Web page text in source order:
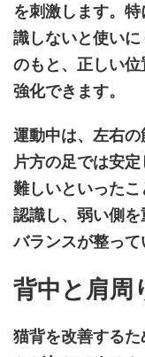
を刺激します。
識しないと使い
のもと、正しい
強化できます。
運動中は、左右の
片方の足では安
難しいといった
認識し、弱い側
バランスが整って
背中と肩周
猫背を改善する